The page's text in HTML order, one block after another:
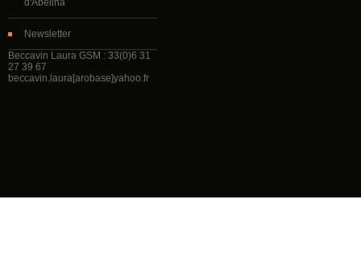
d'Abelina
Newsletter
Beccavin Laura GSM : 33(0)6 31
27 39 67
beccavin.laura[arobase]yahoo.fr